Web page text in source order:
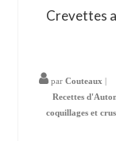
Crevettes
par Couteaux
Recettes
coquillages et